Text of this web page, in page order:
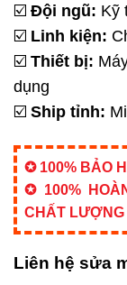
☑️ Đội ngũ: Kỹ
☑️ Linh kiện:
☑️ Thiết bị:
dụng
☑️ Ship tỉnh:
✪ 100% BẢO
✪ 100%
CHẤT LƯỢNG
Liên hệ sửa